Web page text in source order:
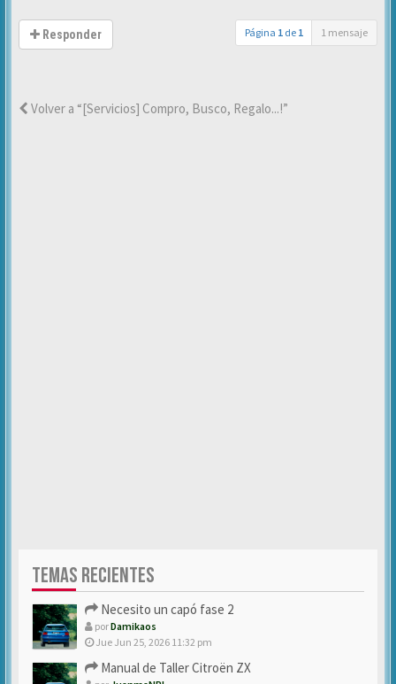
Responder Página 1 de 1 1 mensaje
Volver a “[Servicios] Compro, Busco, Regalo...!”
TEMAS RECIENTES
Necesito un capó fase 2
porDamikaos
Jue Jun 25, 2026 11:32 pm
Manual de Taller Citroën ZX